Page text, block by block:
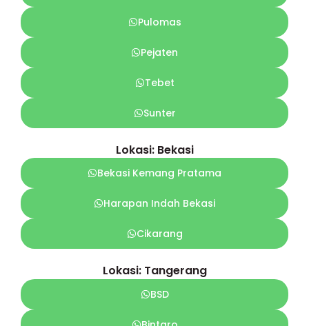
Pulomas
Pejaten
Tebet
Sunter
Lokasi: Bekasi
Bekasi Kemang Pratama
Harapan Indah Bekasi
Cikarang
Lokasi: Tangerang
BSD